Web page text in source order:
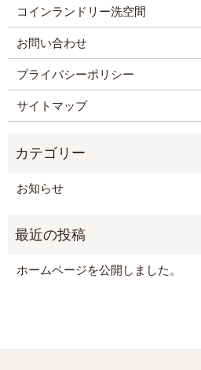
コインランドリー洗空間
お問い合わせ
プライバシーポリシー
サイトマップ
お知らせ
ホームページを公開しました。